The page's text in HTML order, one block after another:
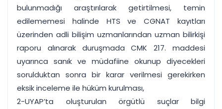
bulunmadığı araştırılarak getirtilmesi, temin
edilememesi halinde HTS ve CGNAT kayıtları
üzerinden adli bilişim uzmanlarından uzman bilirkişi
raporu alınarak duruşmada CMK 217. maddesi
uyarınca sanık ve müdafiine okunup diyecekleri
sorulduktan sonra bir karar verilmesi gerekirken
eksik inceleme ile hüküm kurulması,
2-UYAP’ta oluşturulan örgütlü suçlar bilgi